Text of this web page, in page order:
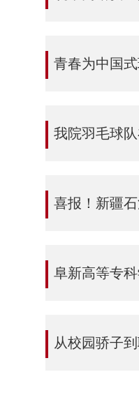
青春为中国式现代
我院羽毛球
喜报！新疆石河子
阜新高等专
从校园骄子